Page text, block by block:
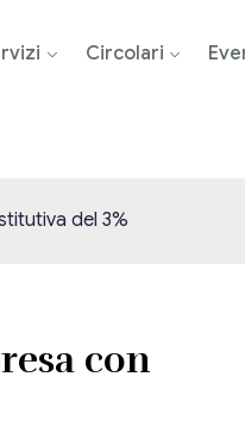
Circolari
del 3%
con